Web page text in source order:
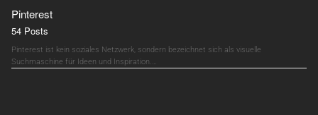
Pinterest
54 Posts
Pinterest ist kein soziales Netzwerk, sondern bezeichnet sich als visuelle
Suchmaschine für Ideen und Inspiration.…